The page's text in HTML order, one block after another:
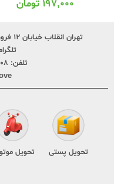
۲۰۲,۰۰۰ تومان
تهران انقلاب خیابان ۱۲ فروردین پایین تر از وحید نظری پلاک ۲۴۹
تلفن:
تحویل پستی تحویل